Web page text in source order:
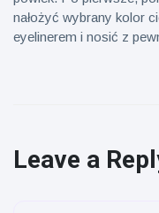
nałożyć wybrany kolor
eyelinerem i nosić z
Leave a